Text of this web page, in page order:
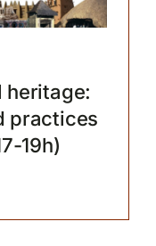
heritage:
practices
19h)